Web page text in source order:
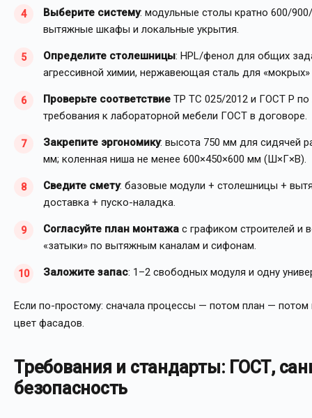
Выберите систему: модульные столы кратно 600/
вытяжные шкафы и локальные укрытия.
Определите столешницы: HPL/фенол для общих
агрессивной химии, нержавеющая сталь для
Проверьте соответствие ТР ТС 025/2012 и ГОСТ Р по
требования к лабораторной мебели ГОСТ в договоре.
Закрепите эргономику: высота 750 мм для сидячей
мм; коленная ниша не менее 600×450×600 мм (Ш×Г×В).
Сведите смету: базовые модули + столешницы +
доставка + пуско-наладка.
Согласуйте план монтажа с графиком строителей и
«затыки» по вытяжным каналам и сифонам.
Заложите запас: 1–2 свободных модуля и одну
Если по-простому: сначала процессы — потом план —
цвет фасадов.
Требования и стандарты: ГОСТ,
безопасность